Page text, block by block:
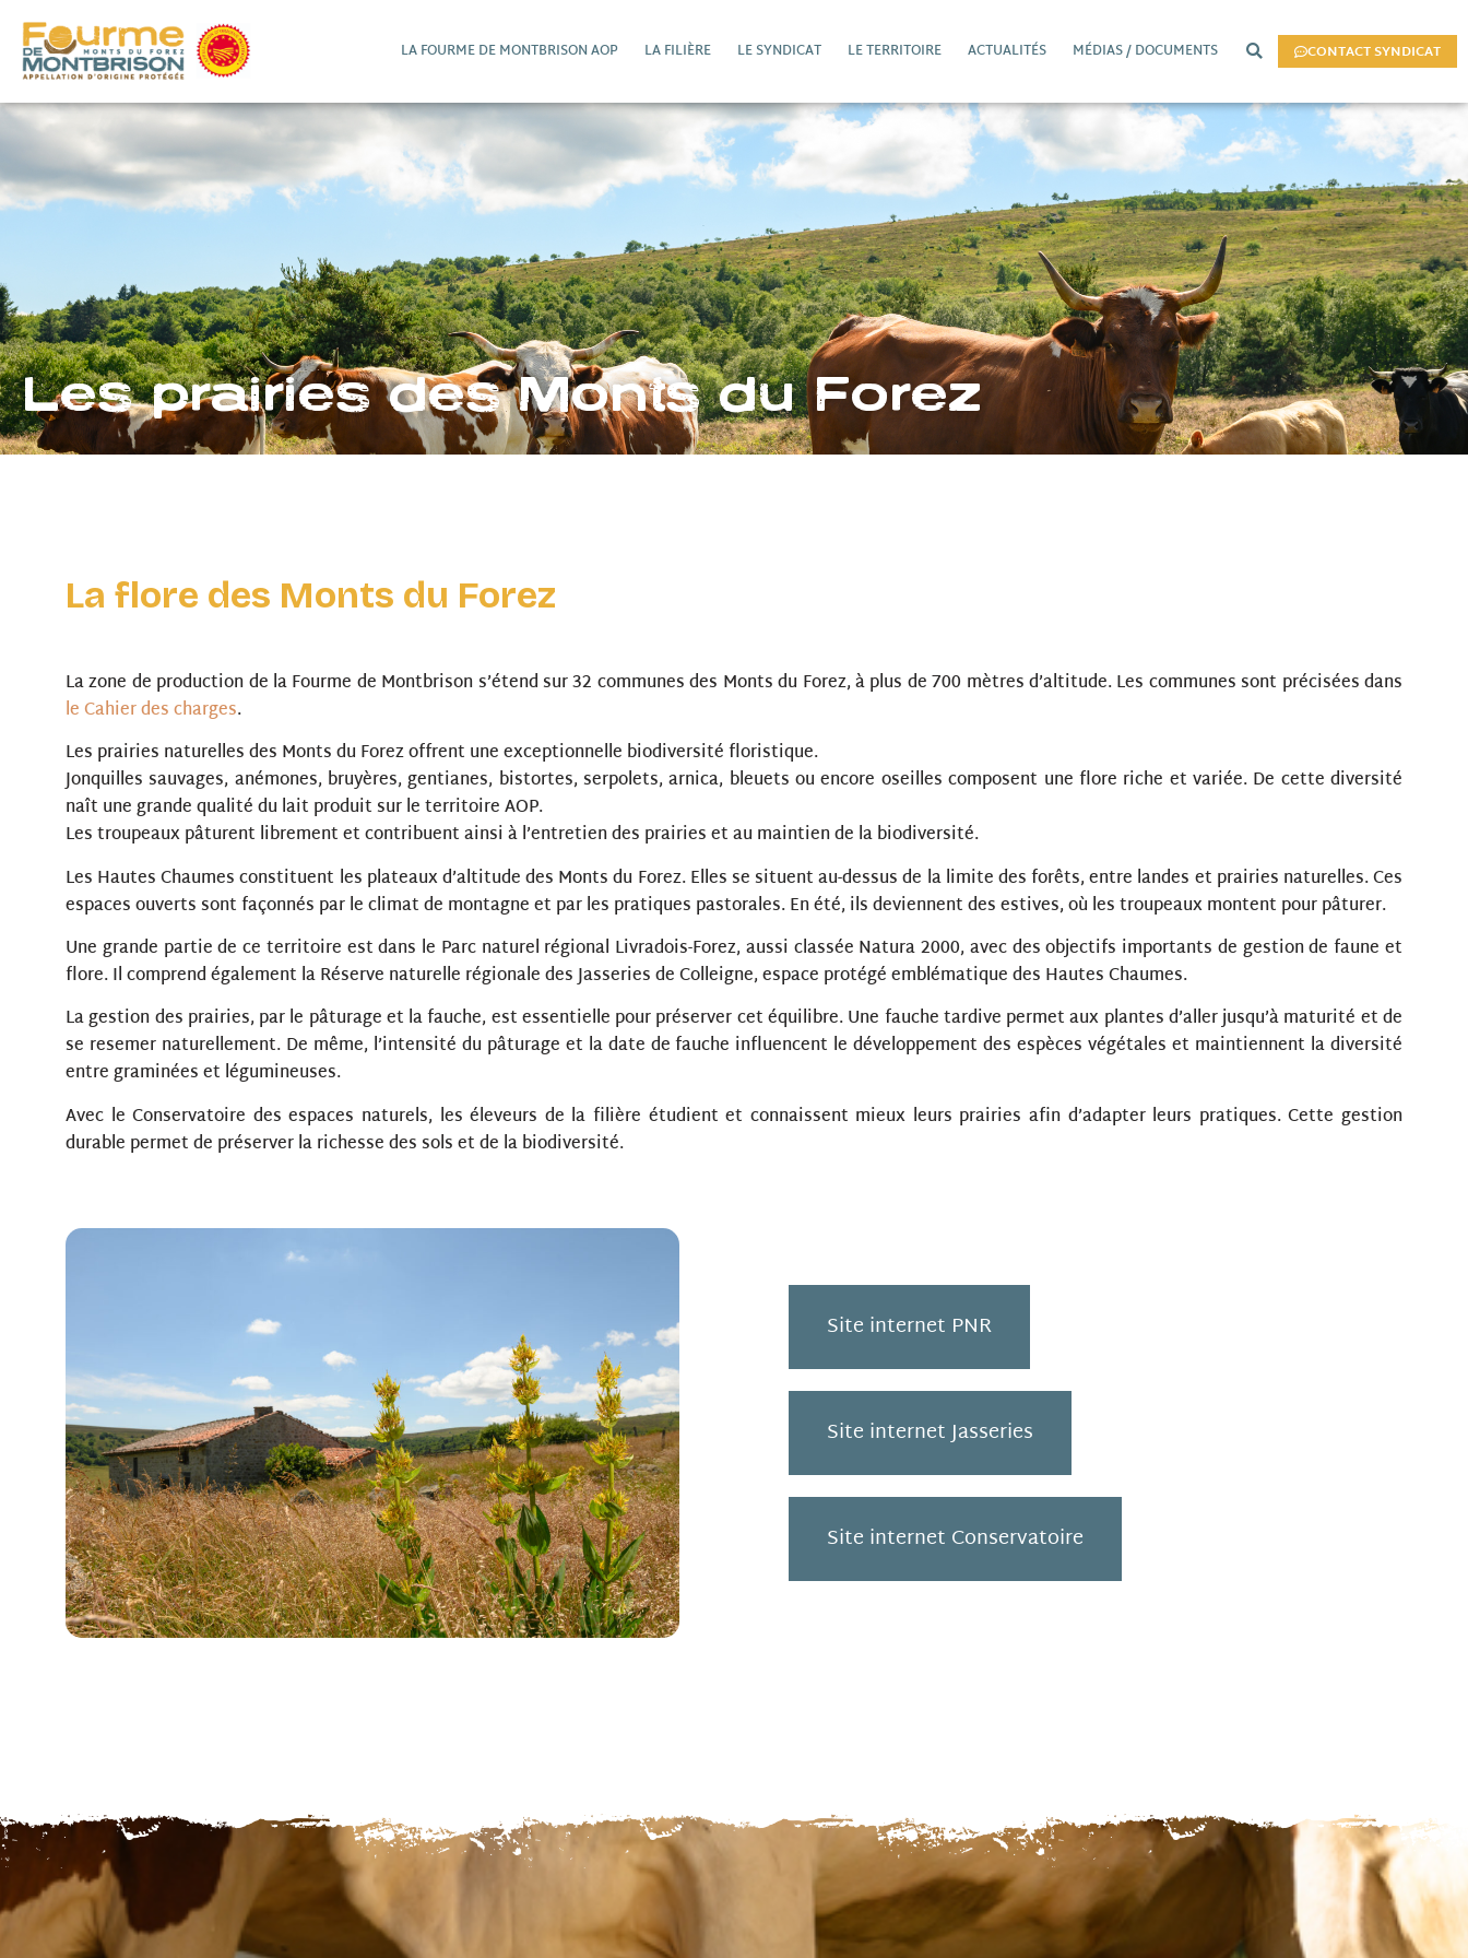
LA FOURME DE MONTBRISON AOP LA FILIÈRE LE SYNDICAT LE TERRITOIRE ACTUALITÉS MÉDIAS / DOCUMENTS CONTACT SYNDICAT
Les prairies des Monts du Forez
La flore des Monts du Forez
La zone de production de la Fourme de Montbrison s’étend sur 32 communes des Monts du Forez, à plus de 700 mètres d’altitude. Les communes sont précisées dans
le Cahier des charges.
Les prairies naturelles des Monts du Forez offrent une exceptionnelle biodiversité floristique.
Jonquilles sauvages, anémones, bruyères, gentianes, bistortes, serpolets, arnica, bleuets ou encore oseilles composent une flore riche et variée. De cette diversité
naît une grande qualité du lait produit sur le territoire AOP.
Les troupeaux pâturent librement et contribuent ainsi à l’entretien des prairies et au maintien de la biodiversité.
Les Hautes Chaumes constituent les plateaux d’altitude des Monts du Forez. Elles se situent au-dessus de la limite des forêts, entre landes et prairies naturelles. Ces
espaces ouverts sont façonnés par le climat de montagne et par les pratiques pastorales. En été, ils deviennent des estives, où les troupeaux montent pour pâturer.
Une grande partie de ce territoire est dans le Parc naturel régional Livradois-Forez, aussi classée Natura 2000, avec des objectifs importants de gestion de faune et
flore. Il comprend également la Réserve naturelle régionale des Jasseries de Colleigne, espace protégé emblématique des Hautes Chaumes.
La gestion des prairies, par le pâturage et la fauche, est essentielle pour préserver cet équilibre. Une fauche tardive permet aux plantes d’aller jusqu’à maturité et de
se resemer naturellement. De même, l’intensité du pâturage et la date de fauche influencent le développement des espèces végétales et maintiennent la diversité
entre graminées et légumineuses.
Avec le Conservatoire des espaces naturels, les éleveurs de la filière étudient et connaissent mieux leurs prairies afin d’adapter leurs pratiques. Cette gestion
durable permet de préserver la richesse des sols et de la biodiversité.
Site internet PNR
Site internet Jasseries
Site internet Conservatoire